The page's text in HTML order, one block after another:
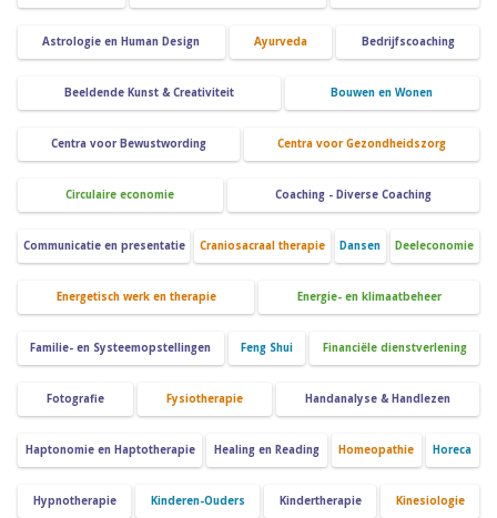
Astrologie en Human Design Ayurveda Bedrijfscoaching
Beeldende Kunst & Creativiteit Bouwen en Wonen
Centra voor Bewustwording Centra voor Gezondheidszorg
Circulaire economie Coaching - Diverse Coaching
Communicatie en presentatie Craniosacraal therapie Dansen Deeleconomie
Energetisch werk en therapie Energie- en klimaatbeheer
Familie- en Systeemopstellingen Feng Shui Financiële dienstverlening
Fotografie Fysiotherapie Handanalyse & Handlezen
Haptonomie en Haptotherapie Healing en Reading Homeopathie Horeca
Hypnotherapie Kinderen-Ouders Kindertherapie Kinesiologie